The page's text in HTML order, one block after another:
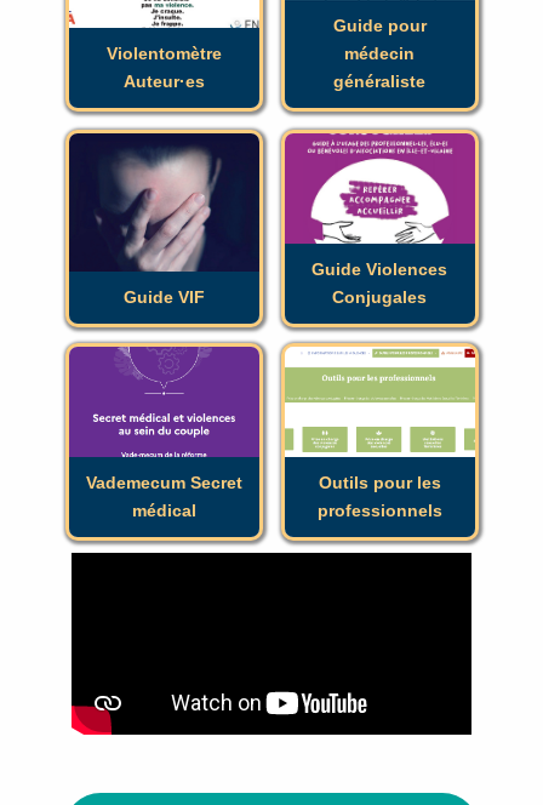
Violentomètre
Auteur·es
Guide pour
médecin
généraliste
Guide VIF
Guide VIF
Guide Violences
Conjugales
Guide Violences
Conjugales
Vademecum Secret
médical
Vademecum Secret
médical
Outils pour les
professionnels
Outils pour les
professionnels